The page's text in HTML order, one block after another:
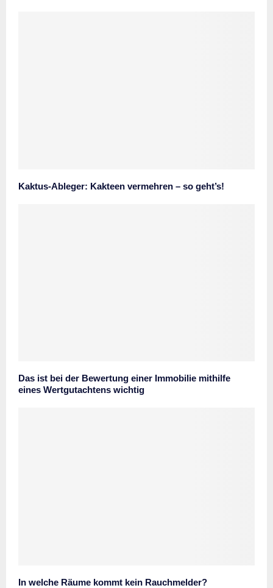
Kaktus-Ableger: Kakteen vermehren – so geht’s!
Das ist bei der Bewertung einer Immobilie mithilfe
eines Wertgutachtens wichtig
In welche Räume kommt kein Rauchmelder?